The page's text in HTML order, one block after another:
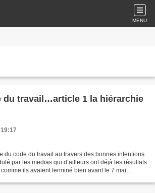
MENU
du travail…article 1 la hiérarchie
du code du travail au travers des bonnes intentions
par les medias qui d’ailleurs ont déjà les résultats
ils avaient terminé bien avant le 7 mai